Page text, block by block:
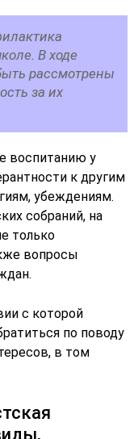
В ходе
рассмотрены
за их
воспитанию у
к другим
убеждениям.
собраний, на
только
вопросы
с которой
по поводу
в том